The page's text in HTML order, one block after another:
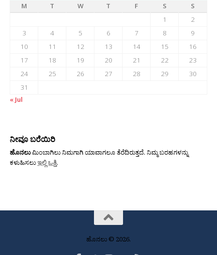
M
T W T F S
S
1
2
3
4 5 6 7 8
9
10
11 12 13 14 15
16
17
18 19 20 21 22
23
24
25 26 27 28 29
30
31
« Jul
ನೀವೂ ಬರೆಯಿರಿ
ಹೊನಲುಮಿಂಬಾಗಿಲು ನಿಮಗಾಗಿ ಯಾವಾಗಲೂ ತೆರೆದಿರುತ್ತದೆ. ನಿಮ್ಮ ಬರಹಗಳನ್ನು
ಕಳುಹಿಸಲುಇಲ್ಲಿ ಒತ್ತಿ.
ಹೊನಲು © 2026.